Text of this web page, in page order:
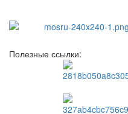
Полезные ссылки: